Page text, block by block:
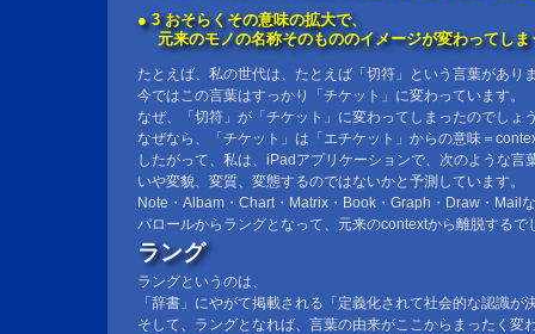
● 3 おそらくその意味の拡大で、
元来のモノの名称そのもののイメージが変わってしま
たとえば、私の世代は、たとえば「切符」という言葉があり
今ではこの言葉はすっかり「チケット」に変わっています。
なぜ、「切符」が「チケット」に変わってしまったのでしょ
なぜなら、「チケット」は「エチケット」からの意味＝
したがって、私は、iPadアプリケーションで、次のような言
いや変貌、変質、変態するのではないかと予測しています。
Note・Albam・Chart・Matrix・Book・Graph・Draw・Mail
パロールからラングとなって、元来のcontextから離脱するで
ラング
ラングというのは、
「辞書」にやがて掲載される「定義化されて社会的な認識が
そして、ラングとなれば、言葉の由来がここからまったく変